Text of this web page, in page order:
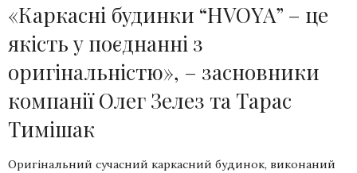
«Каркасні будинки “HVOYA” – це
якість у поєднанні з
оригінальністю», – засновники
компанії Олег Зелез та Тарас
Тимішак
Оригінальний сучасний каркасний будинок, виконаний